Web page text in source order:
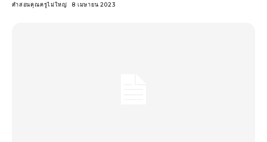
คำสอนคุณครูไม่ใหญ่ 8 เมษายน 2023